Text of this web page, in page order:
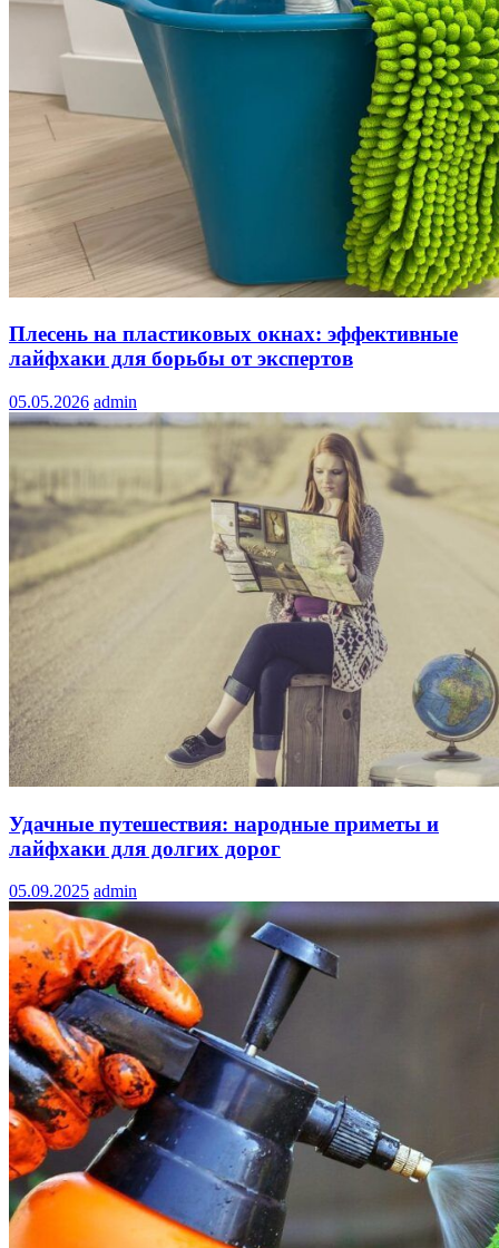
Плесень на пластиковых окнах: эффективные
лайфхаки для борьбы от экспертов
05.05.2026 admin
Удачные путешествия: народные приметы и
лайфхаки для долгих дорог
05.09.2025 admin